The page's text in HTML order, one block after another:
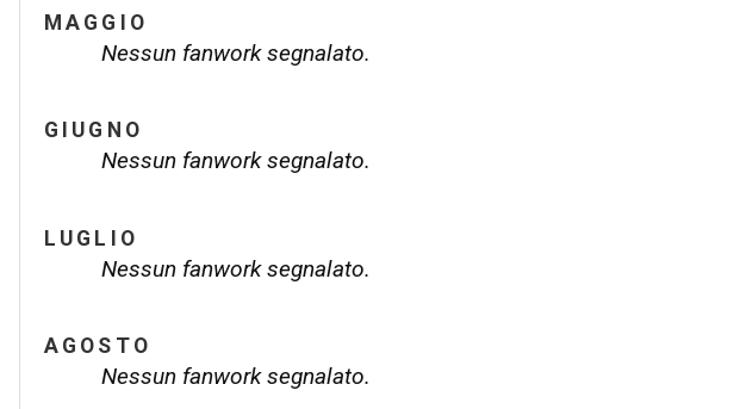
MAGGIO
Nessun fanwork segnalato.
GIUGNO
Nessun fanwork segnalato.
LUGLIO
Nessun fanwork segnalato.
AGOSTO
Nessun fanwork segnalato.